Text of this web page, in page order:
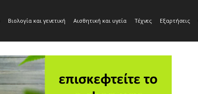
Βιολογία και γενετική Αισθητική και υγεία Τέχνες Εξαρτήσεις